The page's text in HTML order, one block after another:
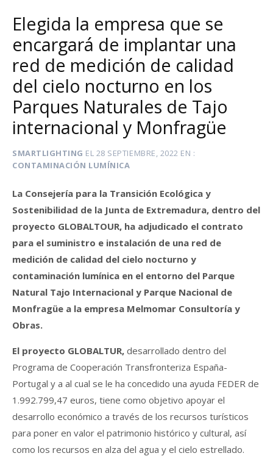
Elegida la empresa que se
encargará de implantar una
red de medición de calidad
del cielo nocturno en los
Parques Naturales de Tajo
internacional y Monfragüe
SMARTLIGHTING EL 28 SEPTIEMBRE, 2022 EN
CONTAMINACIÓN LUMÍNICA
La Consejería para la Transición Ecológica y
Sostenibilidad de la Junta de Extremadura, dentro del
proyecto GLOBALTOUR, ha adjudicado el contrato
para el suministro e instalación de una red de
medición de calidad del cielo nocturno y
contaminación lumínica en el entorno del Parque
Natural Tajo Internacional y Parque Nacional de
Monfragüe a la empresa Melmomar Consultoría y
Obras.
El proyecto GLOBALTUR, desarrollado dentro del
Programa de Cooperación Transfronteriza España-
Portugal y a al cual se le ha concedido una ayuda FEDER de
1.992.799,47 euros, tiene como objetivo apoyar el
desarrollo económico a través de los recursos turísticos
para poner en valor el patrimonio histórico y cultural, así
como los recursos en alza del agua y el cielo estrellado.